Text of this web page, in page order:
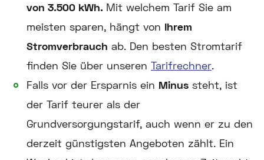
von 3.500 kWh. Mit welchem Tarif Sie am
meisten sparen, hängt von Ihrem
Stromverbrauch ab. Den besten Stromtarif
finden Sie über unseren Tarifrechner.
Falls vor der Ersparnis ein Minus steht, ist
der Tarif teurer als der
Grundversorgungstarif, auch wenn er zu den
derzeit günstigsten Angeboten zählt. Ein